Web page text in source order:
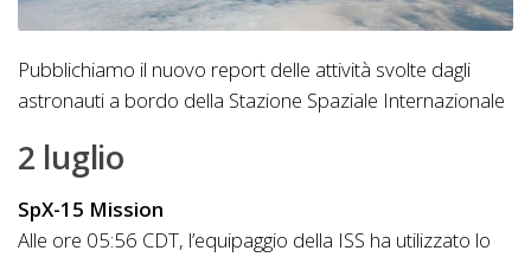
Pubblichiamo il nuovo report delle attività svolte dagli
astronauti a bordo della Stazione Spaziale Internazionale
2 luglio
SpX-15 Mission
Alle ore 05:56 CDT, l’equipaggio della ISS ha utilizzato lo